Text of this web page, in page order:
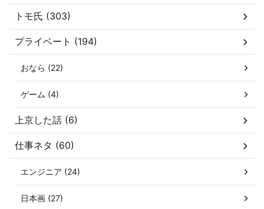
トモ氏 (303)
プライベート (194)
おなら (22)
ゲーム (4)
上京した話 (6)
仕事ネタ (60)
エンジニア (24)
日本画 (27)